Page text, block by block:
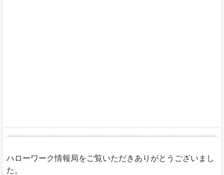
ハローワーク情報局をご覧いただきありがとうございまし
た。